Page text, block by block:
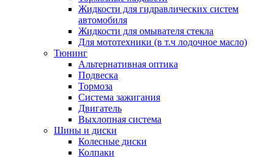
Жидкости для гидравлических систем
автомобиля
Жидкости для омывателя стекла
Для мототехники (в т.ч лодочное масло)
Тюнинг
Альтернативная оптика
Подвеска
Тормоза
Система зажигания
Двигатель
Выхлопная система
Шины и диски
Колесные диски
Колпаки